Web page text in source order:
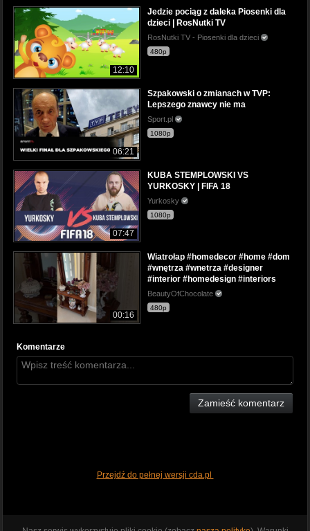
12:10
Jedzie pociąg z daleka Piosenki dla
dzieci | RosNutki TV
RosNutki TV - Piosenki dla dzieci
480p
06:21
Szpakowski o zmianach w TVP:
Lepszego znawcy nie ma
Sport.pl
1080p
07:47
KUBA STEMPLOWSKI VS
YURKOSKY | FIFA 18
Yurkosky
1080p
00:16
Wiatrołap #homedecor #home #dom
#wnętrza #wnetrza #designer
#interior #homedesign #interiors
BeautyOfChocolate
480p
Komentarze
Zamieść komentarz
Przejdź do pełnej wersji cda.pl